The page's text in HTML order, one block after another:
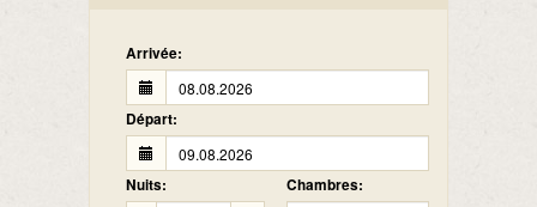
Arrivée:
Départ:
Nuits: Chambres: